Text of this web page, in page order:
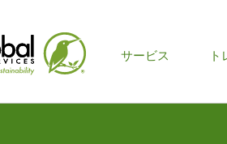
サービス
メ